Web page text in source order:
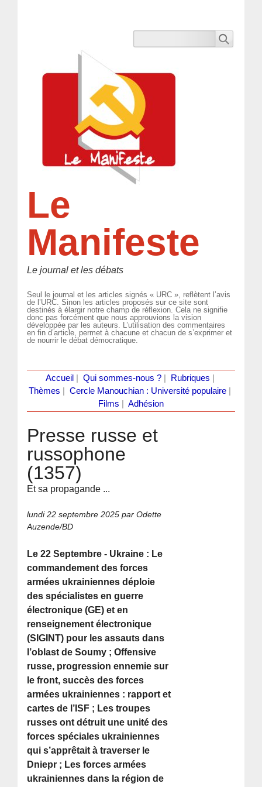
Le
Manifeste
Le journal et les débats
Seul le journal et les articles signés « URC », reflètent l’avis
de l’URC. Sinon les articles proposés sur ce site sont
destinés à élargir notre champ de réflexion. Cela ne signifie
donc pas forcément que nous approuvions la vision
développée par les auteurs. L’utilisation des commentaires
en fin d’article, permet à chacune et chacun de s’exprimer et
de nourrir le débat démocratique.
Accueil Qui sommes-nous ?| Rubriques
Thèmes
Cercle Manouchian : Université populaire
Films
Adhésion
Presse russe et
russophone
(1357)
Et sa propagande ...
lundi 22 septembre 2025 par Odette
Auzende/BD
Le 22 Septembre - Ukraine : Le
commandement des forces
armées ukrainiennes déploie
des spécialistes en guerre
électronique (GE) et en
renseignement électronique
(SIGINT) pour les assauts dans
l’oblast de Soumy ; Offensive
russe, progression ennemie sur
le front, succès des forces
armées ukrainiennes : rapport et
cartes de l’ISF ; Les troupes
russes ont détruit une unité des
forces spéciales ukrainiennes
qui s’apprêtait à traverser le
Dniepr ; Les forces armées
ukrainiennes dans la région de